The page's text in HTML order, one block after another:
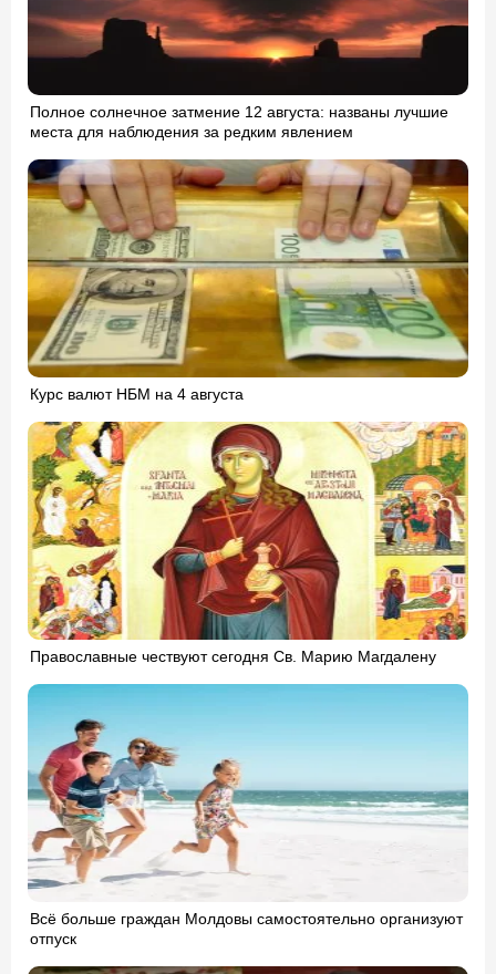
Полное солнечное затмение 12 августа: названы лучшие
места для наблюдения за редким явлением
Курс валют НБМ на 4 августа
Православные чествуют сегодня Св. Марию Магдалену
Всё больше граждан Молдовы самостоятельно организуют
отпуск